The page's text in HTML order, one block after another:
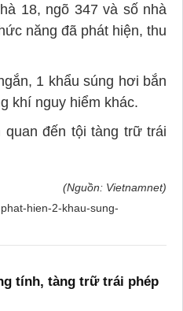
18, ngõ 347 và số nhà
năng đã phát hiện, thu
1 khẩu súng hơi bắn
khí nguy hiểm khác.
đến tội tàng trữ trái
(Nguồn: Vietnamnet)
hien-2-khau-sung-
tính, tàng trữ trái phép